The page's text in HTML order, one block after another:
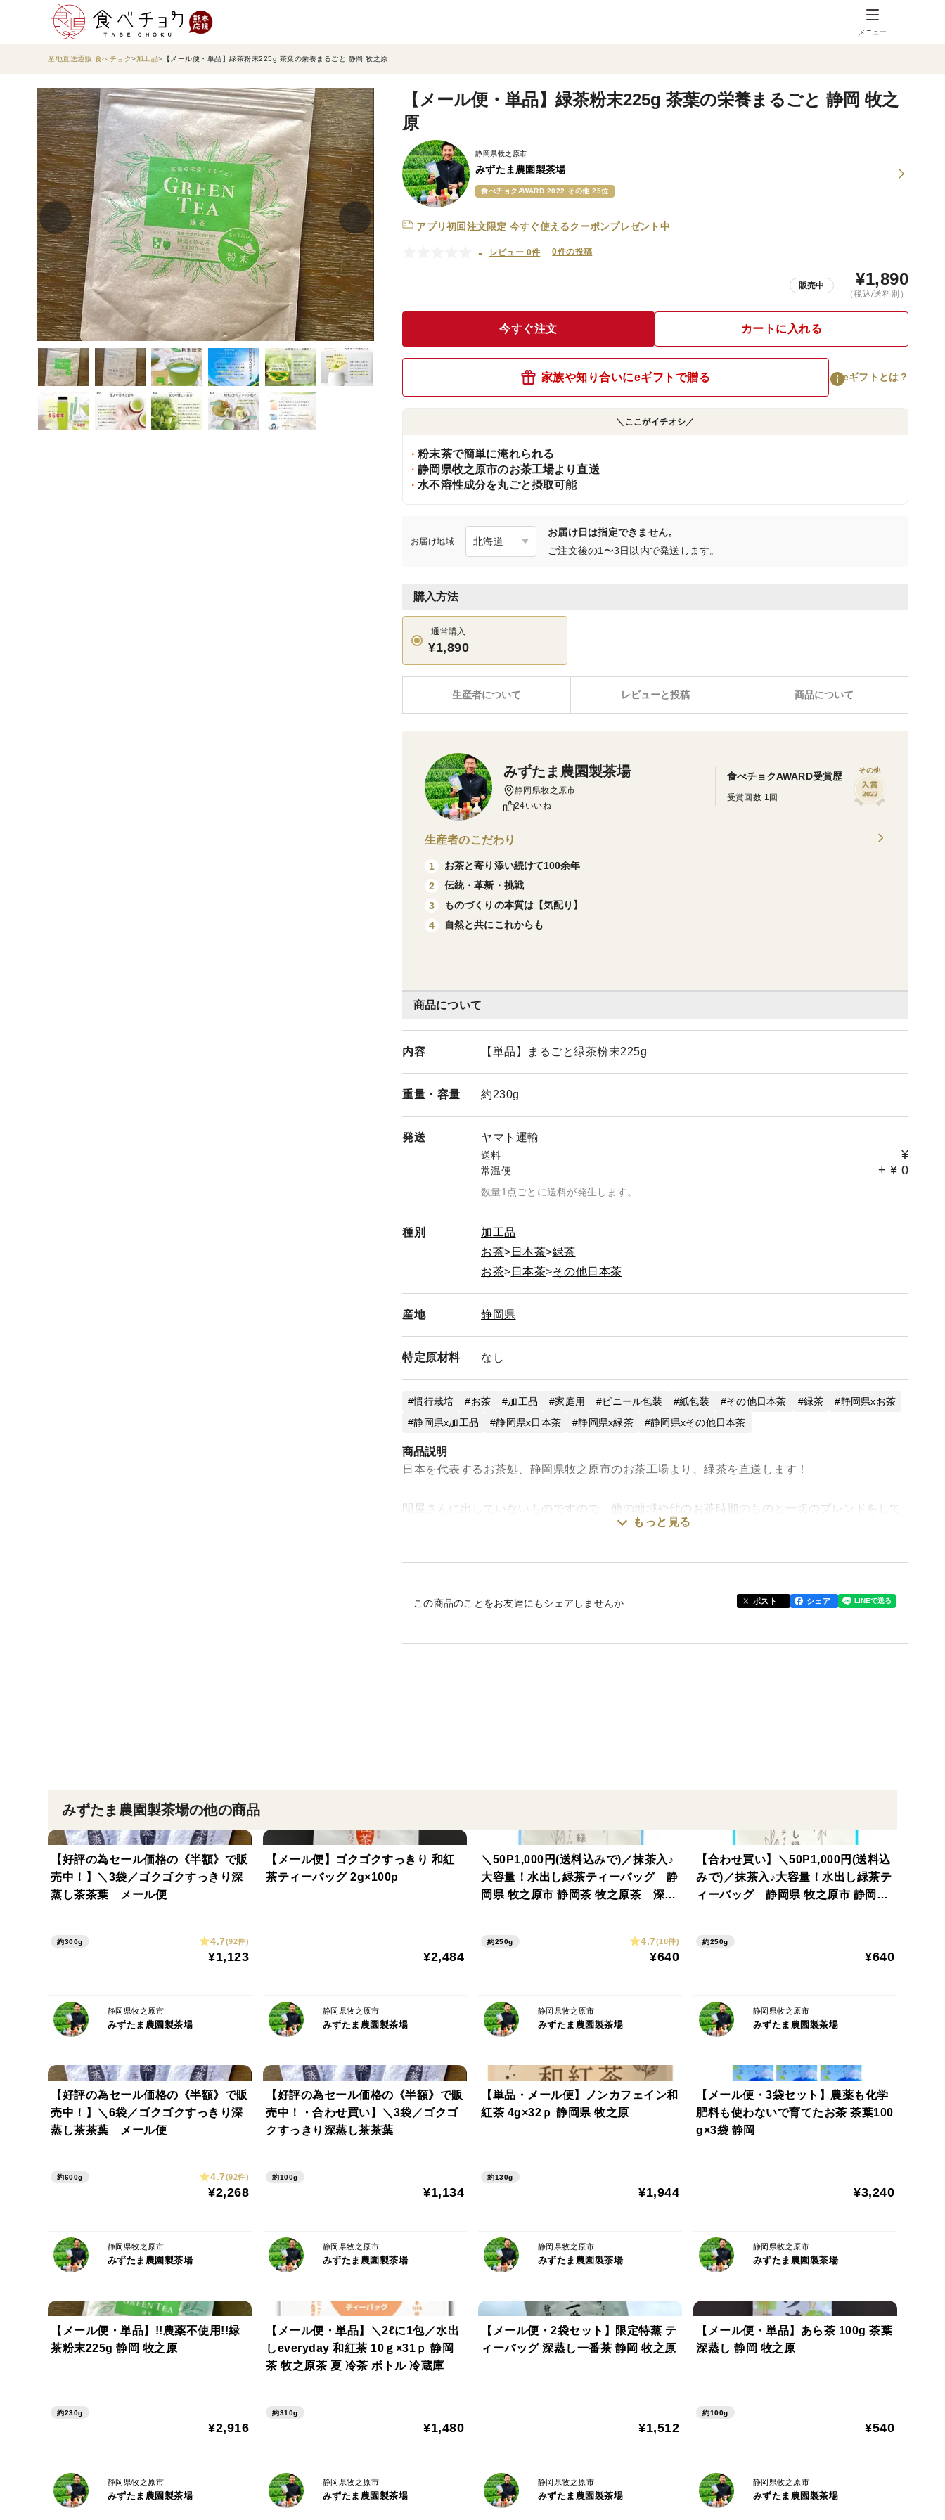
メニュー
産地直送通販 食べチョク 加工品 【メール便・単品】緑茶粉末225g 茶葉の栄養まるごと 静岡 牧之原
【メール便・単品】緑茶粉末225g 茶葉の栄養まるごと 静岡 牧之
原
静岡県牧之原市
みずたま農園製茶場
食べチョクAWARD 2022 その他 25位
アプリ初回注文限定 今すぐ使えるクーポンプレゼント中
- レビュー 0件 0件の投稿
販売中 ¥1,890
（税込/送料別）
今すぐ注文 カートに入れる
家族や知り合いにeギフトで贈る eギフトとは？
＼ここがイチオシ／
粉末茶で簡単に淹れられる
静岡県牧之原市のお茶工場より直送
水不溶性成分を丸ごと摂取可能
お届け地域
お届け日は指定できません。
ご注文後の1〜3日以内で発送します。
購入方法
通常購入
¥1,890
レビューと投稿 商品について
生産者について
商品について
内容 【単品】まるごと緑茶粉末225g
重量・ 容量 約230g
発送 ヤマト運輸
送料 ¥
常温便 + ¥ 0
数量1点ごとに送料が発生します。
種別
加工品
お茶
日本茶 緑茶
お茶
日本茶 その他日本茶
産地 静岡県
特定原材料 なし
慣行栽培 お茶 加工品 家庭用 ビニール包装 紙包装 その他日本茶 緑茶
静岡県xお茶
静岡県x加工品
静岡県x日本茶 静岡県x緑茶 静岡県xその他日本茶
商品説明
日本を代表するお茶処、静岡県牧之原市のお茶工場より、緑茶を直送します！
問屋さんに出していないものですので、他の地域や他のお茶時期のものと一切のブレンドをして
きます。
ペットボトルなど、フタが閉まる容器でシャカシャカ振っていただくのがおすすめです♪
また、少量のお湯で溶かしてからお水を入れていただくと溶けやすくなります。
ヨーグルトや牛乳に混ぜても○
緑茶スイーツ作りにもご使用頂けます！
225g
窒素充填・適温保存
＝＝＝＝＝＝＝＝＝＝＝＝＝＝＝＝＝＝＝＝＝＝＝＝＝＝＝＝＝＝＝＝＝＝＝＝＝＝
▼注意事項▼
この商品は『粉末茶』です。
インスタント茶や粉茶と異なり、茶葉をそのまま粉砕しております為、葉脈や食物繊維などが溶
予めご了承くださいませ。
もっと見る
この商品のことをお友達にもシェアしませんか ポスト シェア
みずたま農園製茶場
静岡県牧之原市
24いいね
食べチョクAWARD受賞歴
受賞回数 1回
その他
生産者のこだわり
1
お茶と寄り添い続けて100余年
2
伝統・革新・挑戦
3
ものづくりの本質は【気配り】
4
自然と共にこれからも
みずたま農園製茶場の他の商品
【好評の為セール価格の《半額》で販
売中！】＼3袋／ゴクゴクすっきり深
蒸し茶茶葉 メール便
約300g 4.7(92件)
¥1,123
静岡県牧之原市
みずたま農園製茶場
【メール便】ゴクゴクすっきり 和紅
茶ティーバッグ 2g×100p
¥2,484
静岡県牧之原市
みずたま農園製茶場
＼50P1,000円(送料込みで)／抹茶入♪
大容量！水出し緑茶ティーバッグ 静
岡県 牧之原市 静岡茶 牧之原茶 深蒸
約250g 4.7(18件)
¥640
静岡県牧之原市
みずたま農園製茶場
【合わせ買い】＼50P1,000円(送料込
みで)／抹茶入♪大容量！水出し緑茶テ
ィーバッグ 静岡県 牧之原市 静岡茶
約250g
¥640
静岡県牧之原市
みずたま農園製茶場
【好評の為セール価格の《半額》で販
売中！】＼6袋／ゴクゴクすっきり深
蒸し茶茶葉 メール便
約600g 4.7(92件)
¥2,268
静岡県牧之原市
みずたま農園製茶場
【好評の為セール価格の《半額》で販
売中！・合わせ買い】＼3袋／ゴクゴ
クすっきり深蒸し茶茶葉
約100g
¥1,134
静岡県牧之原市
みずたま農園製茶場
【単品・メール便】ノンカフェイン和
紅茶 4g×32ｐ 静岡県 牧之原
約130g
¥1,944
静岡県牧之原市
みずたま農園製茶場
【メール便・3袋セット】農薬も化学
肥料も使わないで育てたお茶 茶葉100
g×3袋 静岡
¥3,240
静岡県牧之原市
みずたま農園製茶場
【メール便・単品】!!農薬不使用!!緑
茶粉末225g 静岡 牧之原
約230g
¥2,916
静岡県牧之原市
みずたま農園製茶場
【メール便・単品】＼2ℓに1包／水出
しeveryday 和紅茶 10ｇ×31ｐ 静岡
茶 牧之原茶 夏 冷茶 ボトル 冷蔵庫
約310g
¥1,480
静岡県牧之原市
みずたま農園製茶場
【メール便・2袋セット】限定特蒸 テ
ィーバッグ 深蒸し一番茶 静岡 牧之原
¥1,512
静岡県牧之原市
みずたま農園製茶場
【メール便・単品】あら茶 100g 茶葉
深蒸し 静岡 牧之原
約100g
¥540
静岡県牧之原市
みずたま農園製茶場